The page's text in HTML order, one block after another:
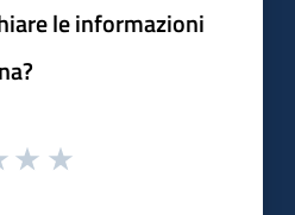
le informazioni